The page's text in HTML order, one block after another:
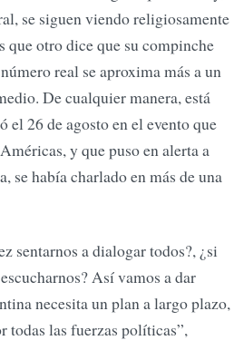
se siguen viendo religiosamente
que otro dice que su compinche
real se aproxima más a un
De cualquier manera, está
el 26 de agosto en el evento que
y que puso en alerta a
se había charlado en más de una
sentarnos a dialogar todos?, ¿si
Así vamos a dar
necesita un plan a largo plazo,
todas las fuerzas políticas”,